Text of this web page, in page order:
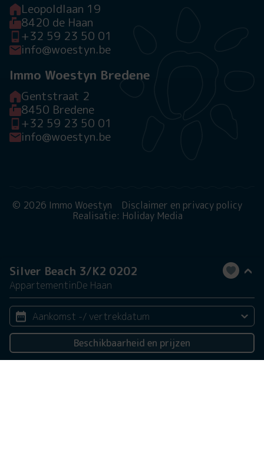
Silver Beach 3/K2 0202
AppartementinDe Haan
Aankomst -/ vertrekdatum
2 personenBeschikbaarheid en prijzen
Leopoldlaan 19
8420 de Haan
+32 59 23 50 01
info@woestyn.be
Immo Woestyn Bredene
Gentstraat 2
8450 Bredene
+32 59 23 50 01
info@woestyn.be
© 2026 Immo Woestyn
Disclaimer en privacy policy
Realisatie: Holiday Media